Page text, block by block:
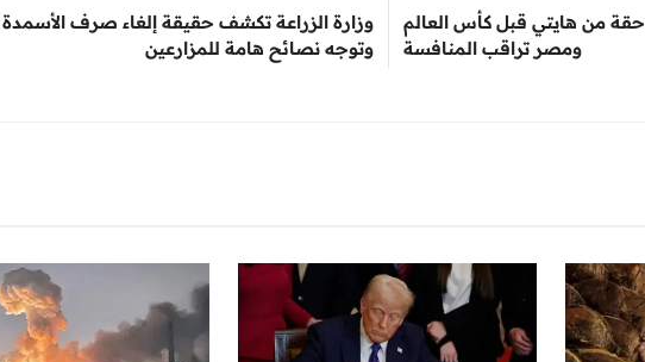
من هايتي قبل كأس العالم
ومصر تراقب المنافسة
وزارة الزراعة تكشف حقيقة إلغاء صرف
وتوجه نصائح هامة للمزارعين